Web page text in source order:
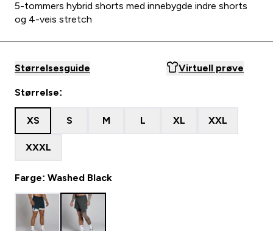
5-tommers hybrid shorts med innebygde indre shorts
og 4-veis stretch
Størrelsesguide Virtuell prøve
Størrelse:
XS S M L XL XXL
XXXL
Farge: Washed Black